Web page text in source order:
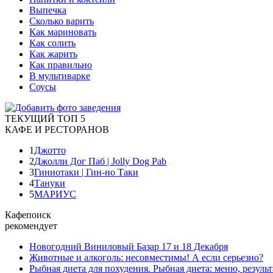
Выпечка
Сколько варить
Как мариновать
Как солить
Как жарить
Как правильно
В мультиварке
Соусы
ТЕКУЩИЙ ТОП 5
КАФЕ И РЕСТОРАНОВ
1 Джотто
2Джолли Дог Паб | Jolly Dog Pab
3Гиннотаки | Гин-но Таки
4Тануки
5МАРИУС
Кафепоиск
рекомендует
Новогодний Виниловый Базар 17 и 18 Декабря
Животные и алкоголь: несовместимы! А если серьезно?
Рыбная диета для похудения. Рыбная диета: меню,